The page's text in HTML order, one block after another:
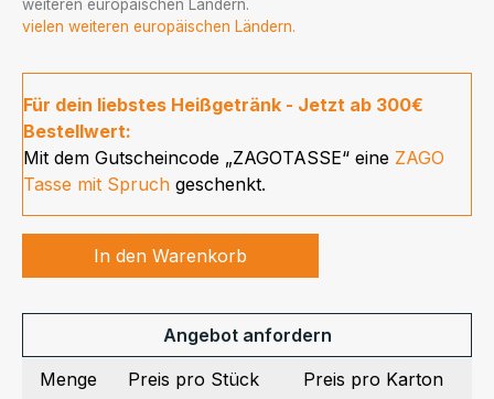
weiteren europäischen Ländern.
vielen weiteren europäischen Ländern.
Für dein liebstes Heißgetränk - Jetzt ab 300€
Bestellwert:
Mit dem Gutscheincode „ZAGOTASSE“ eine ZAGO
Tasse mit Spruch geschenkt.
In den Warenkorb
Angebot anfordern
Menge
Preis pro Stück Preis pro Karton